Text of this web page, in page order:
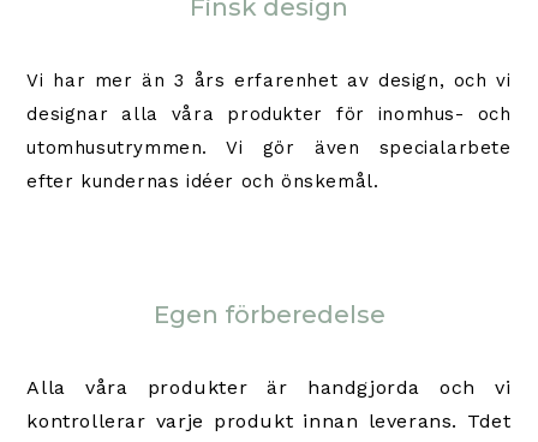
Finsk design
Vi har mer än 3 års erfarenhet av design, och vi
designar alla våra produkter för inomhus- och
utomhusutrymmen. Vi gör även specialarbete
efter kundernas idéer och önskemål.
Egen förberedelse
Alla våra produkter är handgjorda och vi
kontrollerar varje produkt innan leverans. Tdet